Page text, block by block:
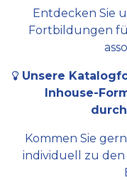
Entdecken Sie
Fortbildungen
Unsere
Inhouse-
Kommen Sie
individuell zu